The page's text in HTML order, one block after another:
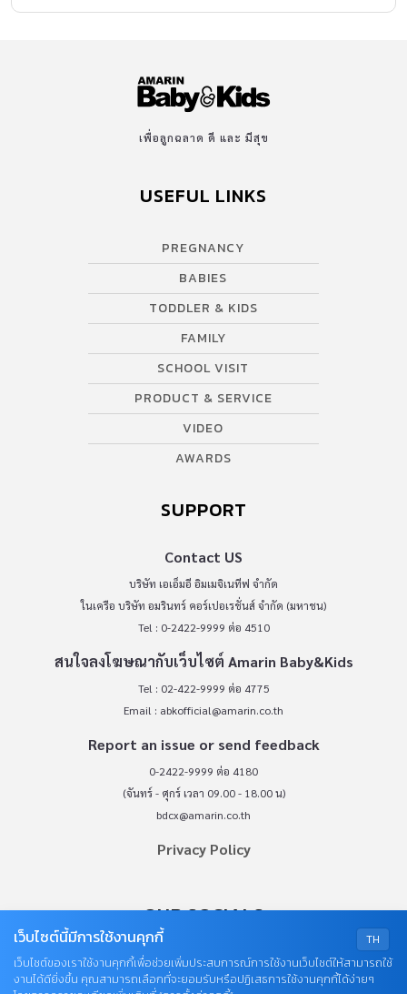
เพื่อลูกฉลาด ดี และ มีสุข
USEFUL LINKS
PREGNANCY
BABIES
TODDLER & KIDS
FAMILY
SCHOOL VISIT
PRODUCT & SERVICE
VIDEO
AWARDS
SUPPORT
Contact US
บริษัท เอเอ็มอี อิมเมจิเนทีฟ จำกัด
ในเครือ บริษัท อมรินทร์ คอร์เปอเรชั่นส์ จำกัด (มหาชน)
Tel : 0-2422-9999 ต่อ 4510
สนใจลงโฆษณากับเว็บไซต์ Amarin Baby&Kids
Tel : 02-422-9999 ต่อ 4775
Email : abkofficial@amarin.co.th
Report an issue or send feedback
0-2422-9999 ต่อ 4180
(จันทร์ - ศุกร์ เวลา 09.00 - 18.00 น)
bdcx@amarin.co.th
Privacy Policy
OUR SOCIALS
TH
เว็บไซต์นี้มีการใช้งานคุกกี้
เว็บไซต์ของเราใช้งานคุกกี้เพื่อช่วยเพิ่มประสบการณ์การใช้งานเว็บไซต์ให้สามารถใช้
งานได้ดียิ่งขึ้น คุณสามารถเลือกที่จะยอมรับหรือปฏิเสธการใช้งานคุกกี้ได้ง่ายๆ